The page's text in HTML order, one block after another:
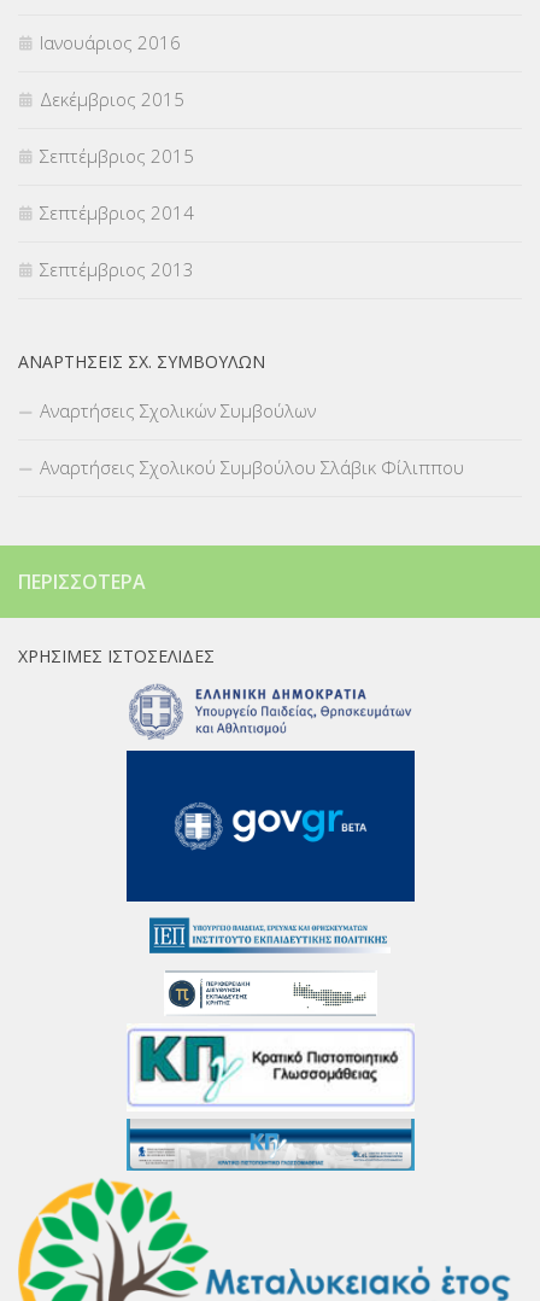
Ιανουάριος 2016
Δεκέμβριος 2015
Σεπτέμβριος 2015
Σεπτέμβριος 2014
Σεπτέμβριος 2013
ΑΝΑΡΤΉΣΕΙΣ ΣΧ. ΣΥΜΒΟΎΛΩΝ
Αναρτήσεις Σχολικών Συμβούλων
Αναρτήσεις Σχολικού Συμβούλου Σλάβικ Φίλιππου
ΠΕΡΙΣΣΌΤΕΡΑ
ΧΡΉΣΙΜΕΣ ΙΣΤΟΣΕΛΊΔΕΣ